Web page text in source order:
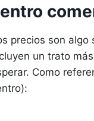
precios son algo
un trato
Como